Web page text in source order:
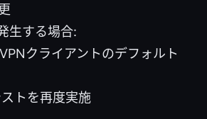
生する場合:
クライアントのデフォルト
トを再度実施